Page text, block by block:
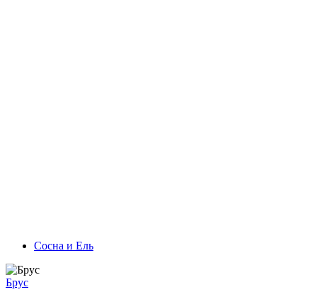
Сосна и Ель
Брус